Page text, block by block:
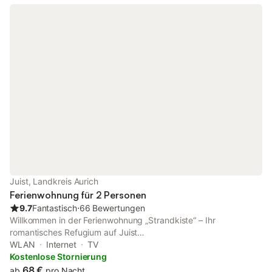
Juist, Landkreis Aurich
Ferienwohnung für 2 Personen
9.7Fantastisch⋅66 Bewertungen
Willkommen in der Ferienwohnung „Strandkiste“ – Ihr
romantisches Refugium auf Juist
_________________________________________________________ Verbringen
Sie entspannte Tage in der „Strandkiste“, einer gemütlichen 1-
Zimmer-Wohnung auf der Nordseeinsel Juist. Auf 30 m² bietet
WLAN Internet
TV
Kostenlose Stornierung